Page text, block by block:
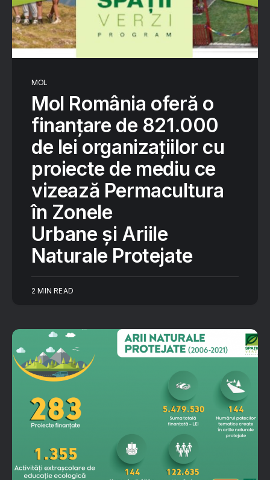
MOL
Mol România oferă o
finanțare de 821.000
de lei organizațiilor cu
proiecte de mediu ce
vizează Permacultura
în Zonele
Urbane și Ariile
Naturale Protejate
2 MIN READ